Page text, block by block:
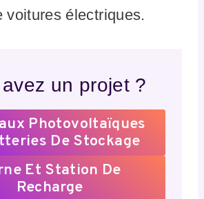
voitures électriques.
un projet ?
Photovoltaïques
De Stockage
Et Station De
Recharge